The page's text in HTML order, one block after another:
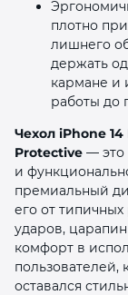
плотно
лишнего
держать
кармане и
работы до
Чехол iPhone
Protective — это
и
премиальный
его от
ударов,
комфорт в
оставался